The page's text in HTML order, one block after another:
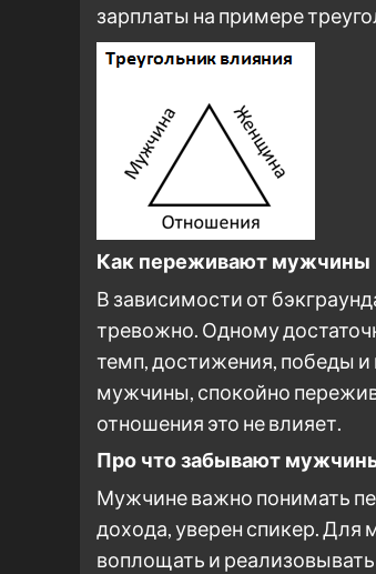
зарплаты на примере
Как переживают мужчины
В зависимости от
тревожно. Одному
темп, достижения, победы и
мужчины, спокойно
отношения это не влияет.
Про что забывают
Мужчине важно понимать
дохода, уверен спикер.
воплощать и